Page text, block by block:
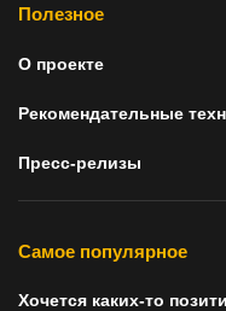
Полезное
О проекте
Рекомендательные
Пресс-релизы
Самое популярное
Хочется каких-то